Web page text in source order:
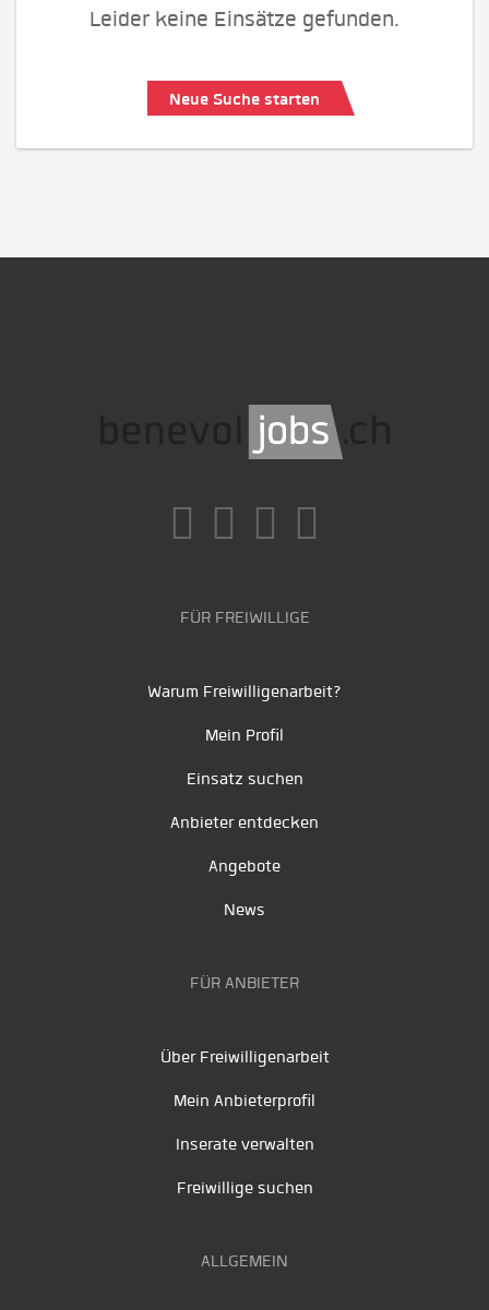
Leider keine Einsätze gefunden.
Neue Suche starten
FÜR FREIWILLIGE
Warum Freiwilligenarbeit?
Mein Profil
Einsatz suchen
Anbieter entdecken
Angebote
News
FÜR ANBIETER
Über Freiwilligenarbeit
Mein Anbieterprofil
Inserate verwalten
Freiwillige suchen
ALLGEMEIN